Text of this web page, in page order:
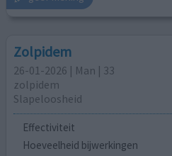
Zolpidem
26-01-2026 | Man | 33
zolpidem
Slapeloosheid
Effectiviteit
Hoeveelheid bijwerkingen